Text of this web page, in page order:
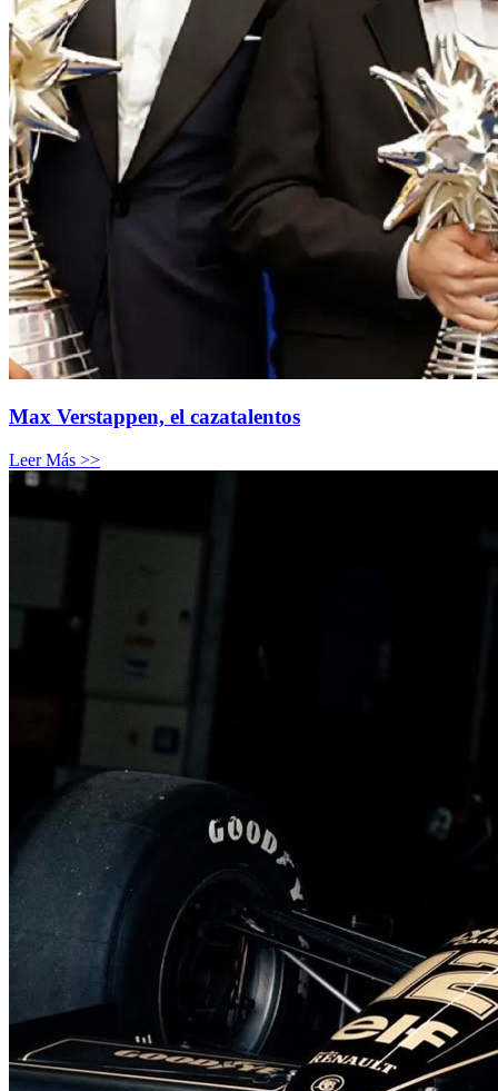
Max Verstappen, el cazatalentos
Leer Más >>